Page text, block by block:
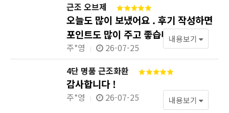
근조 오브제
오늘도 많이 보냈어요 . 후기 작성하면
포인트도 많이 주고 좋습니다
주*영 26-07-25
내용보기
4단 명품 근조화환
감사합니다 !
주*영 26-07-25 내용보기